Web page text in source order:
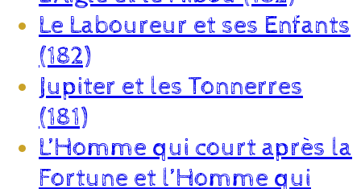
Le Laboureur et ses Enfants
(182)
Jupiter et les Tonnerres
(181)
L’Homme qui court après la
Fortune et l’Homme qui